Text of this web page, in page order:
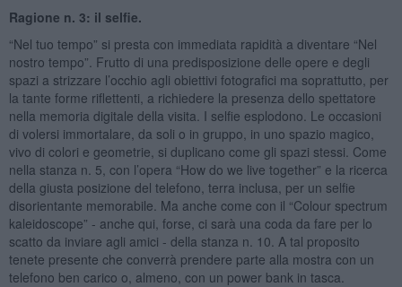
Ragione n. 3: il selfie.
“Nel tuo tempo” si presta con immediata rapidità a diventare “Nel
nostro tempo”. Frutto di una predisposizione delle opere e degli
spazi a strizzare l’occhio agli obiettivi fotografici ma soprattutto, per
la tante forme riflettenti, a richiedere la presenza dello spettatore
nella memoria digitale della visita. I selfie esplodono. Le occasioni
di volersi immortalare, da soli o in gruppo, in uno spazio magico,
vivo di colori e geometrie, si duplicano come gli spazi stessi. Come
nella stanza n. 5, con l’opera “How do we live together” e la ricerca
della giusta posizione del telefono, terra inclusa, per un selfie
disorientante memorabile. Ma anche come con il “Colour spectrum
kaleidoscope” - anche qui, forse, ci sarà una coda da fare per lo
scatto da inviare agli amici - della stanza n. 10. A tal proposito
tenete presente che converrà prendere parte alla mostra con un
telefono ben carico o, almeno, con un power bank in tasca.